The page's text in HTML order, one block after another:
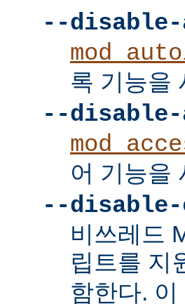
--disable-
록 기능을
--disable-
어 기능을
--
비쓰레드
립트를 지
함한다.